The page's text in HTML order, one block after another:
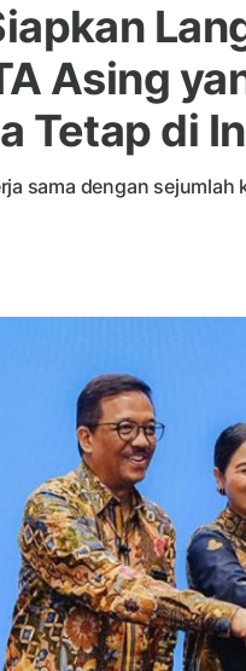
Asing
Tetap di
sama dengan sejumlah